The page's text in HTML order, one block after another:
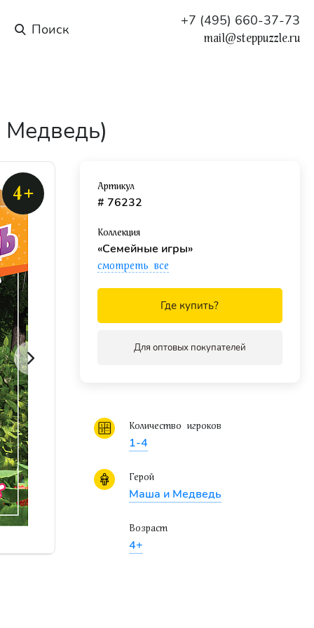
+7 (495) 660-37-73
mail@steppuzzle.ru
Медведь)
4+ Артикул
# 76232
Коллекция
«Семейные игры»
смотреть все
Где купить?
Для оптовых покупателей
Количество игроков
1-4
Герой
Маша и Медведь
Возраст
4+